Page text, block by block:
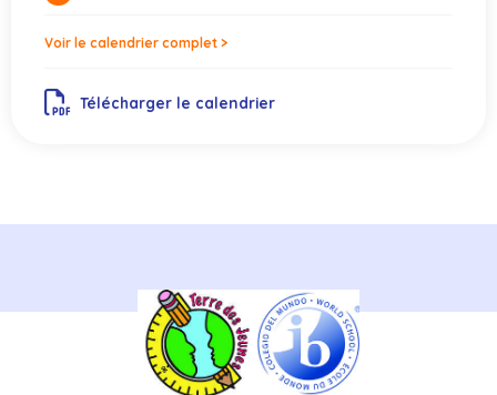
Voir le calendrier complet >
Télécharger le calendrier